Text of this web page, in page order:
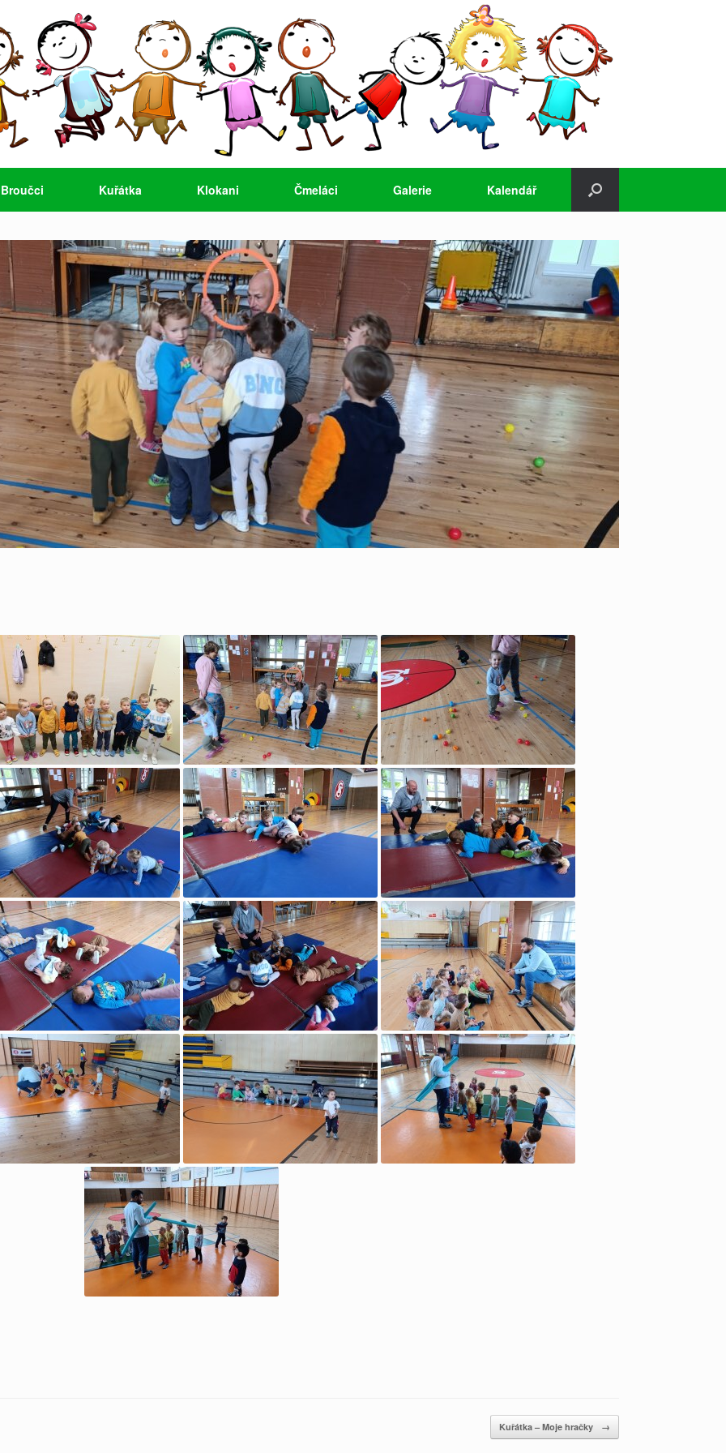
Broučci Kuřátka Klokani Čmeláci Galerie Kalendář
Kuřátka – Moje hračky →